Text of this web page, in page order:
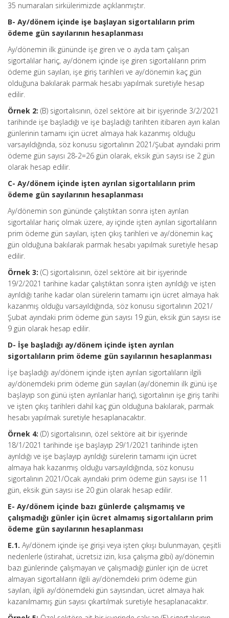
35 numaraları sirkülerimizde açıklanmıştır.
B- Ay/dönem içinde işe başlayan sigortalıların prim
ödeme gün sayılarının hesaplanması
Ay/dönemin ilk gününde işe giren ve o ayda tam çalışan
sigortalılar hariç, ay/dönem içinde işe giren sigortalıların prim
ödeme gün sayıları, işe giriş tarihleri ve ay/dönemin kaç gün
olduğuna bakılarak parmak hesabı yapılmak suretiyle hesap
edilir.
Örnek 2: (B) sigortalısının, özel sektöre ait bir işyerinde 3/2/2021
tarihinde işe başladığı ve işe başladığı tarihten itibaren ayın kalan
günlerinin tamamı için ücret almaya hak kazanmış olduğu
varsayıldığında, söz konusu sigortalının 2021/Şubat ayındaki prim
ödeme gün sayısı 28-2=26 gün olarak, eksik gün sayısı ise 2 gün
olarak hesap edilir.
C- Ay/dönem içinde işten ayrılan sigortalıların prim
ödeme gün sayılarının hesaplanması
Ay/dönemin son gününde çalıştıktan sonra işten ayrılan
sigortalılar hariç olmak üzere, ay içinde işten ayrılan sigortalıların
prim ödeme gün sayıları, işten çıkış tarihleri ve ay/dönemin kaç
gün olduğuna bakılarak parmak hesabı yapılmak suretiyle hesap
edilir.
Örnek 3: (C) sigortalısının, özel sektöre ait bir işyerinde
19/2/2021 tarihine kadar çalıştıktan sonra işten ayrıldığı ve işten
ayrıldığı tarihe kadar olan sürelerin tamamı için ücret almaya hak
kazanmış olduğu varsayıldığında, söz konusu sigortalının 2021/
Şubat ayındaki prim ödeme gün sayısı 19 gün, eksik gün sayısı ise
9 gün olarak hesap edilir.
D- İşe başladığı ay/dönem içinde işten ayrılan
sigortalıların prim ödeme gün sayılarının hesaplanması
İşe başladığı ay/dönem içinde işten ayrılan sigortalıların ilgili
ay/dönemdeki prim ödeme gün sayıları (ay/dönemin ilk günü işe
başlayıp son günü işten ayrılanlar hariç), sigortalının işe giriş tarihi
ve işten çıkış tarihleri dahil kaç gün olduğuna bakılarak, parmak
hesabı yapılmak suretiyle hesaplanacaktır.
Örnek 4: (D) sigortalısının, özel sektöre ait bir işyerinde
18/1/2021 tarihinde işe başlayıp 29/1/2021 tarihinde işten
ayrıldığı ve işe başlayıp ayrıldığı sürelerin tamamı için ücret
almaya hak kazanmış olduğu varsayıldığında, söz konusu
sigortalının 2021/Ocak ayındaki prim ödeme gün sayısı ise 11
gün, eksik gün sayısı ise 20 gün olarak hesap edilir.
E- Ay/dönem içinde bazı günlerde çalışmamış ve
çalışmadığı günler için ücret almamış sigortalıların prim
ödeme gün sayılarının hesaplanması
E.1. Ay/dönem içinde işe girişi veya işten çıkışı bulunmayan, çeşitli
nedenlerle (istirahat, ücretsiz izin, kısa çalışma gibi) ay/dönemin
bazı günlerinde çalışmayan ve çalışmadığı günler için de ücret
almayan sigortalıların ilgili ay/dönemdeki prim ödeme gün
sayıları, ilgili ay/dönemdeki gün sayısından, ücret almaya hak
kazanılmamış gün sayısı çıkartılmak suretiyle hesaplanacaktır.